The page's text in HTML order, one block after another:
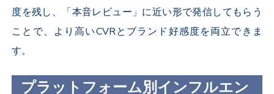
度を残し、「本音レビュー」に近い形で発信してもらう
ことで、より高いCVRとブランド好感度を両立できま
す。
プラットフォーム別インフルエン